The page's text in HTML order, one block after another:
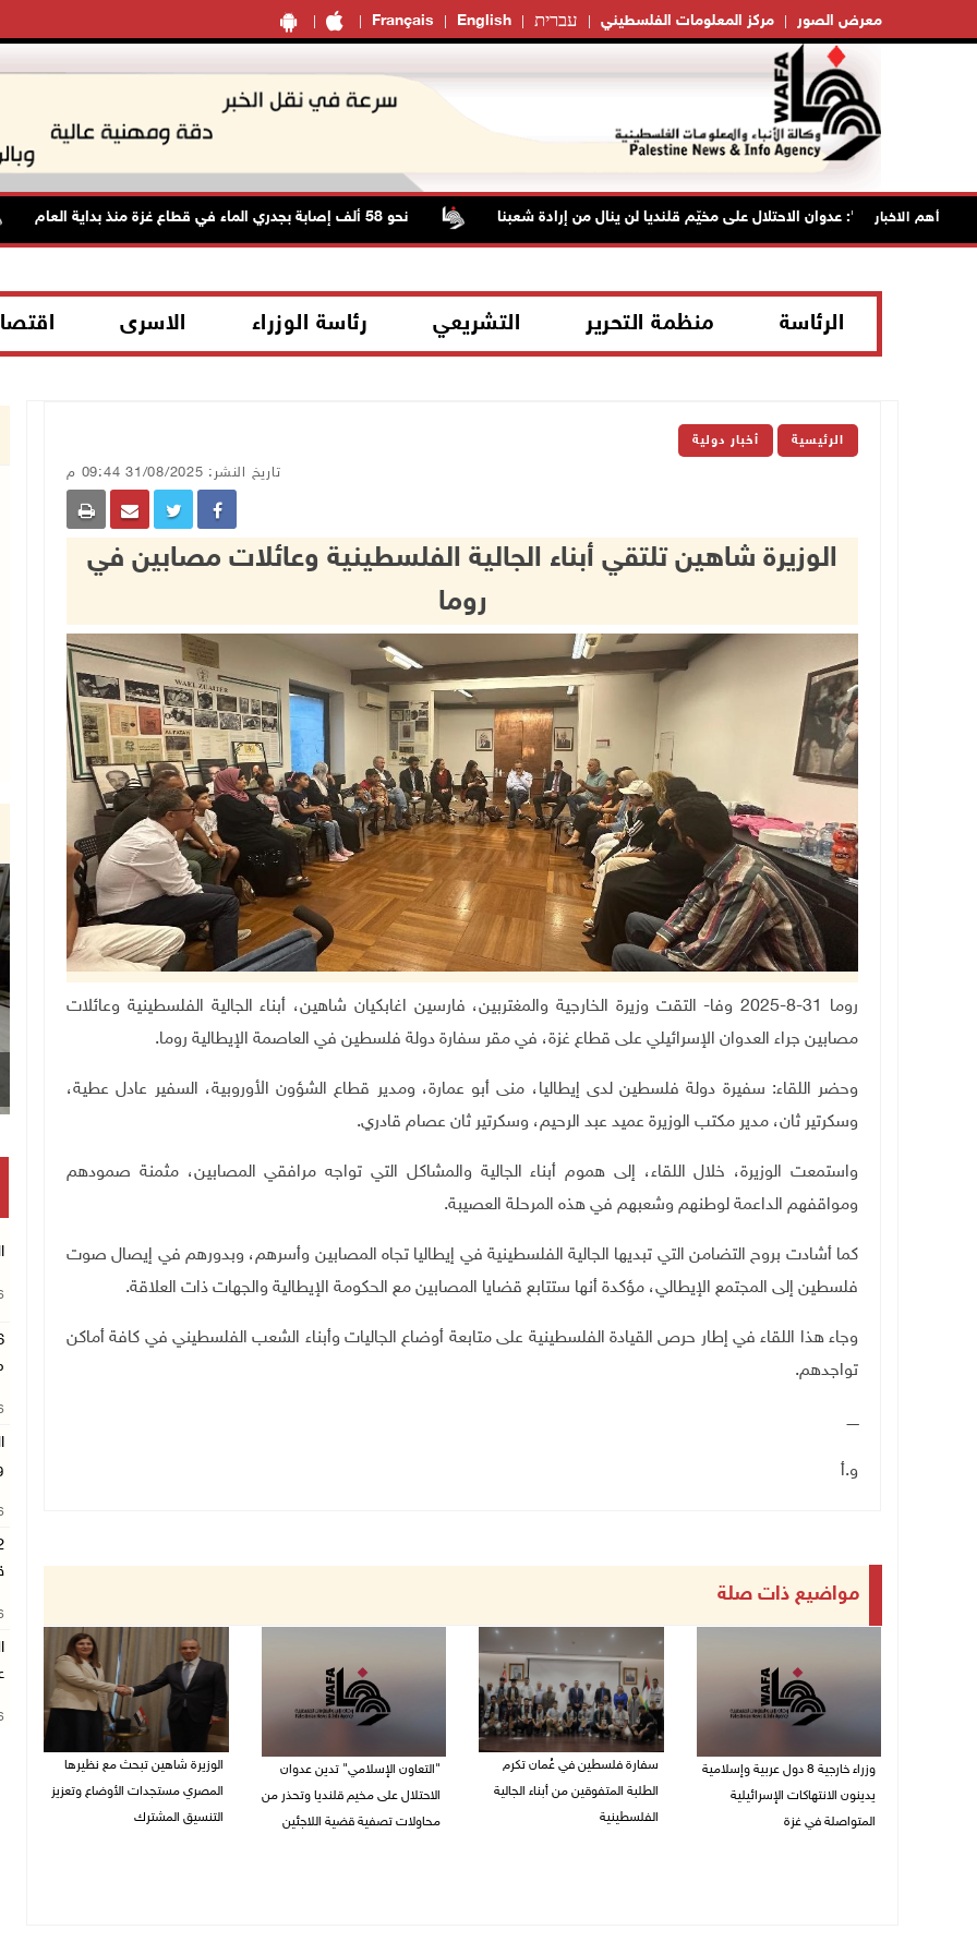
Français English עברית مركز المعلومات الفلسطيني معرض الصور
أهم الاخبار
"فتح": عدوان الاحتلال على مخيّم قلنديا لن ينال من إرادة شعبنا
الرئاسة منظمة التحرير التشريعي رئاسة الوزراء الاسرى
الرئيسية أخبار دولية
تاريخ النشر: 31/08/2025 09:44 م
الوزيرة شاهين تلتقي أبناء الجالية الفلسطينية وعائلات مصابين في
روما
روما 31-8-2025 وفا- التقت وزيرة الخارجية والمغتربين، فارسين اغابكيان شاهين، أبناء الجالية الفلسطينية وعائلات
مصابين جراء العدوان الإسرائيلي على قطاع غزة، في مقر سفارة دولة فلسطين في العاصمة الإيطالية روما.
وحضر اللقاء: سفيرة دولة فلسطين لدى إيطاليا، منى أبو عمارة، ومدير قطاع الشؤون الأوروبية، السفير عادل عطية،
وسكرتير ثان، مدير مكتب الوزيرة عميد عبد الرحيم، وسكرتير ثان عصام قادري.
واستمعت الوزيرة، خلال اللقاء، إلى هموم أبناء الجالية والمشاكل التي تواجه مرافقي المصابين، مثمنة صمودهم
ومواقفهم الداعمة لوطنهم وشعبهم في هذه المرحلة العصيبة.
كما أشادت بروح التضامن التي تبديها الجالية الفلسطينية في إيطاليا تجاه المصابين وأسرهم، وبدورهم في إيصال صوت
فلسطين إلى المجتمع الإيطالي، مؤكدة أنها ستتابع قضايا المصابين مع الحكومة الإيطالية والجهات ذات العلاقة.
وجاء هذا اللقاء في إطار حرص القيادة الفلسطينية على متابعة أوضاع الجاليات وأبناء الشعب الفلسطيني في كافة أماكن
تواجدهم.
ـــــ
و.أ
مواضيع ذات صلة
وزراء خارجية 8 دول عربية وإسلامية
يدينون الانتهاكات الإسرائيلية
المتواصلة في غزة
سفارة فلسطين في عُمان تكرم
الطلبة المتفوقين من أبناء الجالية
الفلسطينية
"التعاون الإسلامي" تدين عدوان
الاحتلال على مخيم قلنديا وتحذر من
محاولات تصفية قضية اللاجئين
الوزيرة شاهين تبحث مع نظيرها
المصري مستجدات الأوضاع وتعزيز
التنسيق المشترك